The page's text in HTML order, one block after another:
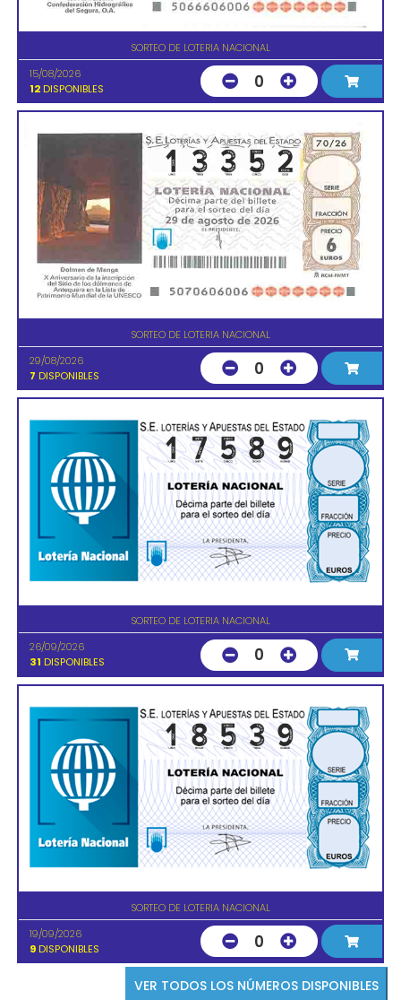
SORTEO DE LOTERIA NACIONAL
15/08/2026
12 DISPONIBLES 0
SORTEO DE LOTERIA NACIONAL
29/08/2026
7 DISPONIBLES 0
SORTEO DE LOTERIA NACIONAL
26/09/2026
31 DISPONIBLES 0
SORTEO DE LOTERIA NACIONAL
19/09/2026
9 DISPONIBLES 0
VER TODOS LOS NÚMEROS DISPONIBLES